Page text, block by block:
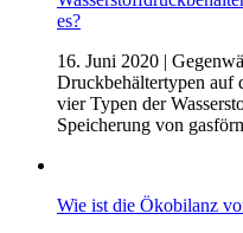
es?
16. Juni 2020 |
Druckbehältertypen auf
vier Typen der
Speicherung von
Wie ist die Ökobilanz